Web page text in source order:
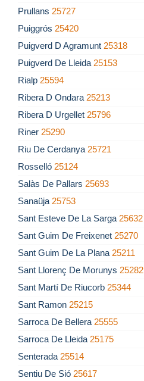
Prullans 25727
Puiggrós 25420
Puigverd D Agramunt 25318
Puigverd De Lleida 25153
Rialp 25594
Ribera D Ondara 25213
Ribera D Urgellet 25796
Riner 25290
Riu De Cerdanya 25721
Rosselló 25124
Salàs De Pallars 25693
Sanaüja 25753
Sant Esteve De La Sarga 25632
Sant Guim De Freixenet 25270
Sant Guim De La Plana 25211
Sant Llorenç De Morunys 25282
Sant Martí De Riucorb 25344
Sant Ramon 25215
Sarroca De Bellera 25555
Sarroca De Lleida 25175
Senterada 25514
Sentiu De Sió 25617